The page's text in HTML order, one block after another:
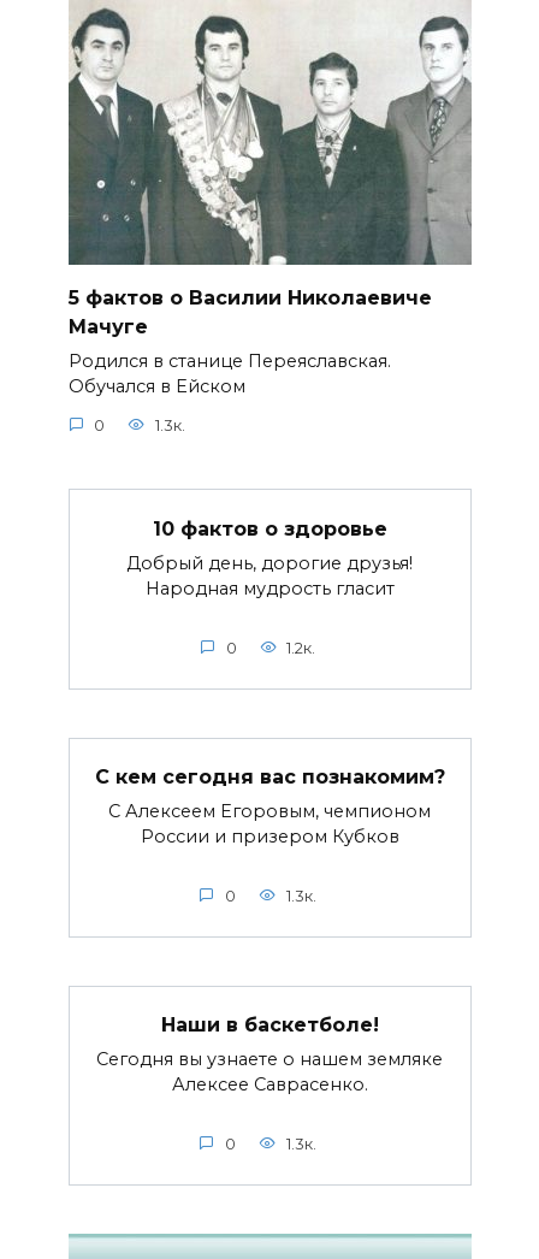
5 фактов о Василии Николаевиче
Мачуге
Родился в станице Переяславская.
Обучался в Ейском
0 1.3к.
10 фактов о здоровье
Добрый день, дорогие друзья!
Народная мудрость гласит
0 1.2к.
С кем сегодня вас познакомим?
С Алексеем Егоровым, чемпионом
России и призером Кубков
0 1.3к.
Наши в баскетболе!
Сегодня вы узнаете о нашем земляке
Алексее Саврасенко.
0 1.3к.